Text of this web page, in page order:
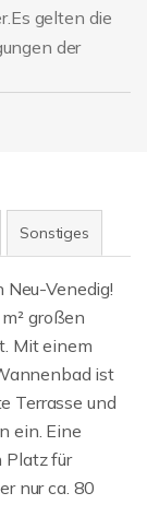
gelten die
der
Sonstiges
Venedig!
großen
Mit einem
ist
Terrasse und
ein. Eine
Platz für
nur ca. 80